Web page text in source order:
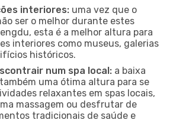
interiores: uma vez que o
ser o melhor durante estes
esta é a melhor altura para
interiores como museus, galerias
históricos.
num spa local: a baixa
uma ótima altura para se
relaxantes em spas locais,
massagem ou desfrutar de
tradicionais de saúde e